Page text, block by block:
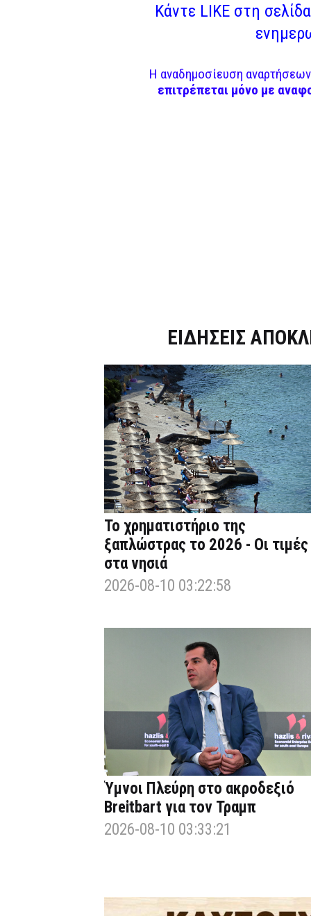
Κάντε LIKE στη
Η αναδημοσίευση
επιτρέπεται μόνο με
ΕΙΔΗΣΕΙΣ
Το χρηματιστήριο της
ξαπλώστρας το 2026 - Οι τιμές
στα νησιά
2026-08-10 03:22:58
Ύμνοι Πλεύρη στο ακροδεξιό
Breitbart για τον Τραμπ
2026-08-10 03:33:21